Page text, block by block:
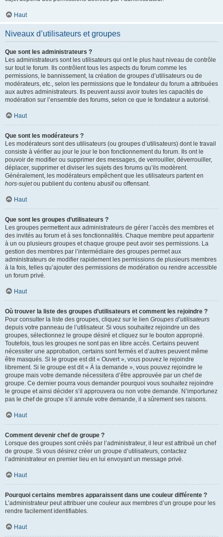
Haut
Niveaux d’utilisateurs et groupes
Que sont les administrateurs ?
Les administrateurs sont les utilisateurs qui ont le plus haut niveau de contrôle
sur tout le forum. Ils contrôlent tous les aspects du forum comme les
permissions, le bannissement, la création de groupes d’utilisateurs ou de
modérateurs, etc., selon les permissions que le fondateur du forum a attribuées
aux autres administrateurs. Ils peuvent aussi avoir toutes les capacités de
modération sur l’ensemble des forums, selon ce que le fondateur a autorisé.
Haut
Que sont les modérateurs ?
Les modérateurs sont des utilisateurs (ou groupes d’utilisateurs) dont le travail
consiste à vérifier au jour le jour le bon fonctionnement du forum. Ils ont le
pouvoir de modifier ou supprimer des messages, de verrouiller, déverrouiller,
déplacer, supprimer et diviser les sujets des forums qu’ils modèrent.
Généralement, les modérateurs empêchent que les utilisateurs partent en
hors-sujetou publient du contenu abusif ou offensant.
Haut
Que sont les groupes d’utilisateurs ?
Les groupes permettent aux administrateurs de gérer l’accès des membres et
des invités au forum et à ses fonctionnalités. Chaque membre peut appartenir
à un ou plusieurs groupes et chaque groupe peut avoir ses permissions. La
gestion des membres par l’intermédiaire des groupes permet aux
administrateurs de modifier rapidement les permissions de plusieurs membres
à la fois, telles qu’ajouter des permissions de modération ou rendre accessible
un forum privé.
Haut
Où trouver la liste des groupes d’utilisateurs et comment les rejoindre ?
Pour consulter la liste des groupes, cliquez sur le lien Groupes d’utilisateurs
depuis votre panneau de l’utilisateur. Si vous souhaitez rejoindre un des
groupes, sélectionnez le groupe désiré et cliquez sur le bouton approprié.
Toutefois, tous les groupes ne sont pas en libre accès. Certains peuvent
nécessiter une approbation, certains sont fermés et d’autres peuvent même
être masqués. Si le groupe est dit « Ouvert », vous pouvez le rejoindre
librement. Si le groupe est dit « À la demande », vous pouvez rejoindre le
groupe mais votre demande nécessitera d’être approuvée par un chef de
groupe. Ce dernier pourra vous demander pourquoi vous souhaitez rejoindre
le groupe et ainsi décider s’il approuvera ou non votre demande. N’importunez
pas le chef de groupe s’il annule votre demande, il a sûrement ses raisons.
Haut
Comment devenir chef de groupe ?
Lorsque des groupes sont créés par l’administrateur, il leur est attribué un chef
de groupe. Si vous désirez créer un groupe d’utilisateurs, contactez
l’administrateur en premier lieu en lui envoyant un message privé.
Haut
Pourquoi certains membres apparaissent dans une couleur différente ?
L’administrateur peut attribuer une couleur aux membres d’un groupe pour les
rendre facilement identifiables.
Haut